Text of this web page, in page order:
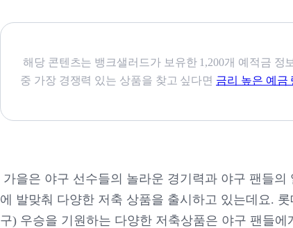
해당 콘텐츠는 뱅크샐러드가 보유한 1,200개 예적금
중 가장 경쟁력 있는 상품을 찾고 싶다면 금리 높은 예금
가을은 야구 선수들의 놀라운 경기력과 야구 팬들의
에 발맞춰 다양한 저축 상품을 출시하고 있는데요.
구) 우승을 기원하는 다양한 저축상품은 야구 팬들